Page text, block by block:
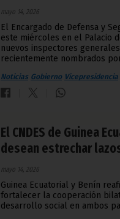
mayo 14, 2026
El Encargado de Defensa y
este miércoles en el Palacio
nuevos inspectores
recientemente nombrados
Noticias Gobierno Vicepresidencia
El CNDES de Guinea
desean estrechar
mayo 14, 2026
Guinea Ecuatorial y Benín
fortalecer la cooperación
desarrollo social en ambos